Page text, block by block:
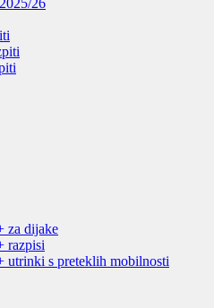
2025/26
za dijake
razpisi
utrinki s preteklih mobilnosti